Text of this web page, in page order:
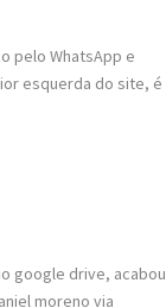
pelo WhatsApp e
esquerda do site, é
google drive, acabou
moreno via